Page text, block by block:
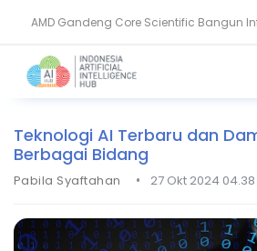
AI Pangkas Penemuan Obat Jadi
NVIDIA Bentuk Aliansi AI Open Source
Teknologi AI Terbaru dan
Berbagai Bidang
Pabila Syaftahan • 27 Okt 2024 04.38